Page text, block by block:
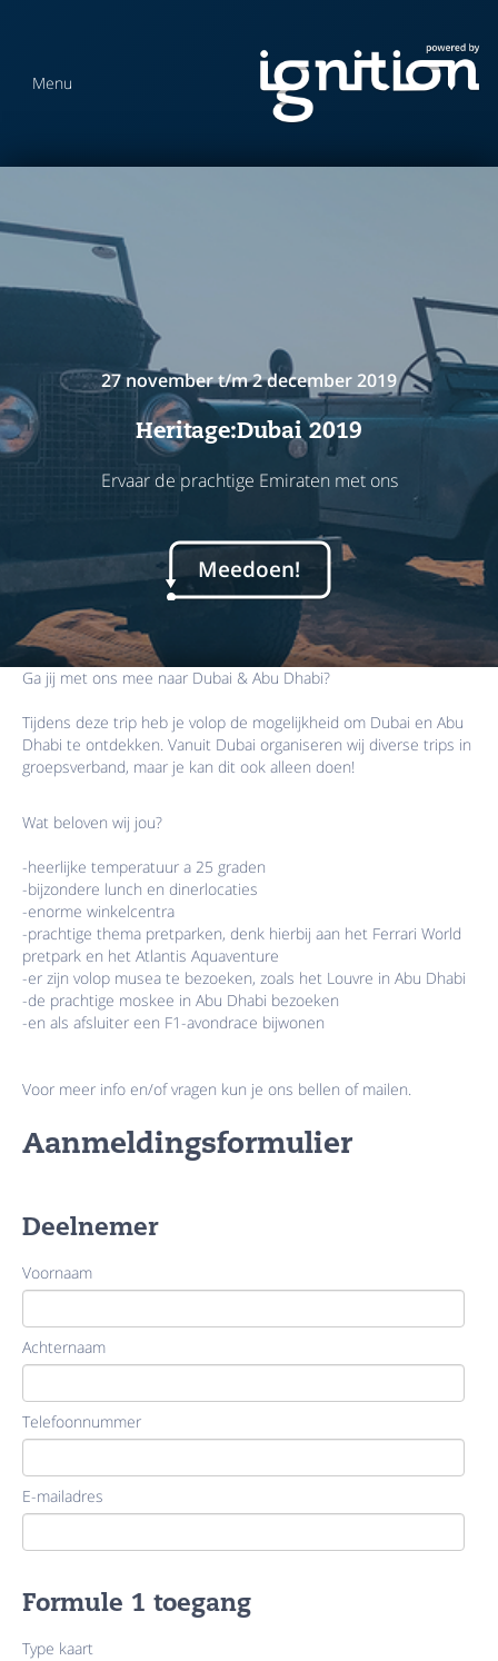
Menu
27 november t/m 2 december 2019
Heritage:Dubai 2019
Ervaar de prachtige Emiraten met ons
Meedoen!
Ga jij met ons mee naar Dubai & Abu Dhabi?
Tijdens deze trip heb je volop de mogelijkheid om Dubai en Abu
Dhabi te ontdekken. Vanuit Dubai organiseren wij diverse trips in
groepsverband, maar je kan dit ook alleen doen!
Wat beloven wij jou?
-heerlijke temperatuur a 25 graden
-bijzondere lunch en dinerlocaties
-enorme winkelcentra
-prachtige thema pretparken, denk hierbij aan het Ferrari World
pretpark en het Atlantis Aquaventure
-er zijn volop musea te bezoeken, zoals het Louvre in Abu Dhabi
-de prachtige moskee in Abu Dhabi bezoeken
-en als afsluiter een F1-avondrace bijwonen
Voor meer info en/of vragen kun je ons bellen of mailen.
Aanmeldingsformulier
Deelnemer
Voornaam
Achternaam
Telefoonnummer
E-mailadres
Formule 1 toegang
Type kaart